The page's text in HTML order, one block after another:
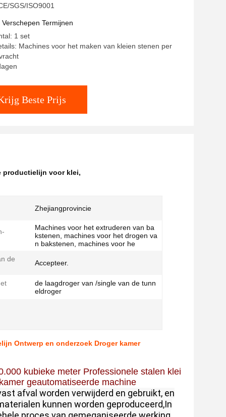
SGS/ISO9001
Termijnen
1 set
Machines voor het maken van kleien stenen per
Beste Prijs
productielijn voor klei,
Zhejiangprovincie
Machines voor het extruderen van ba
kstenen, machines voor het drogen va
n bakstenen, machines voor he
de
Accepteer.
de laagdroger van /single van de tunn
eldroger
Ontwerp en onderzoek Droger kamer
kubieke meter Professionele stalen klei
geautomatiseerde machine
afval worden verwijderd en gebruikt, en
kunnen worden geproduceerd,In